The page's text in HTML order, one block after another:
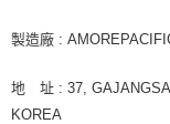
製造廠 :
地 址 : 37,
KOREA